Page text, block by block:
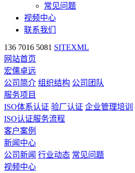
常见问题
视频中心
联系我们
136 7016 5081 SITEXML
网站首页
宏儒卓远
公司简介 组织结构 公司团队
服务项目
ISO体系认证 验厂认证 企业管理培训
ISO认证服务流程
客户案例
新闻中心
公司新闻 行业动态 常见问题
视频中心